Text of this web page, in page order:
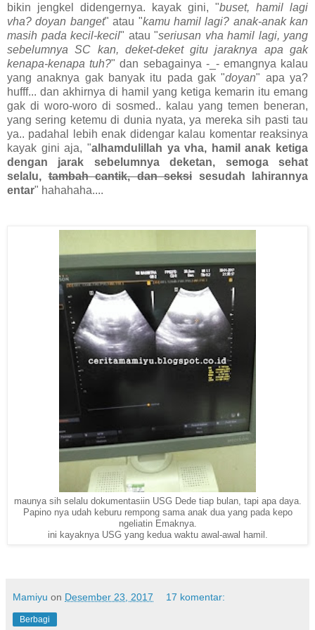
bikin jengkel didengernya. kayak gini, "buset, hamil lagi
vha? doyan banget" atau "kamu hamil lagi? anak-anak kan
masih pada kecil-kecil" atau "seriusan vha hamil lagi, yang
sebelumnya SC kan, deket-deket gitu jaraknya apa gak
kenapa-kenapa tuh?" dan sebagainya -_- emangnya kalau
yang anaknya gak banyak itu pada gak "doyan" apa ya?
hufff... dan akhirnya di hamil yang ketiga kemarin itu emang
gak di woro-woro di sosmed.. kalau yang temen beneran,
yang sering ketemu di dunia nyata, ya mereka sih pasti tau
ya.. padahal lebih enak didengar kalau komentar reaksinya
kayak gini aja, "alhamdulillah ya vha, hamil anak ketiga
dengan jarak sebelumnya deketan, semoga sehat
selalu,tambah cantik, dan seksi sesudah lahirannya
entar" hahahaha....
maunya sih selalu dokumentasiin USG Dede tiap bulan, tapi apa daya.
Papino nya udah keburu rempong sama anak dua yang pada kepo
ngeliatin Emaknya.
ini kayaknya USG yang kedua waktu awal-awal hamil.
Mamiyu on Desember 23, 2017 17 komentar:
Berbagi